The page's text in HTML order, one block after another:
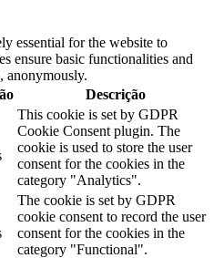
essential for the website to
ensure basic functionalities and
anonymously.
Descrição
This cookie is set by GDPR
Cookie Consent plugin. The
cookie is used to store the user
consent for the cookies in the
category "Analytics".
The cookie is set by GDPR
cookie consent to record the user
consent for the cookies in the
category "Functional".